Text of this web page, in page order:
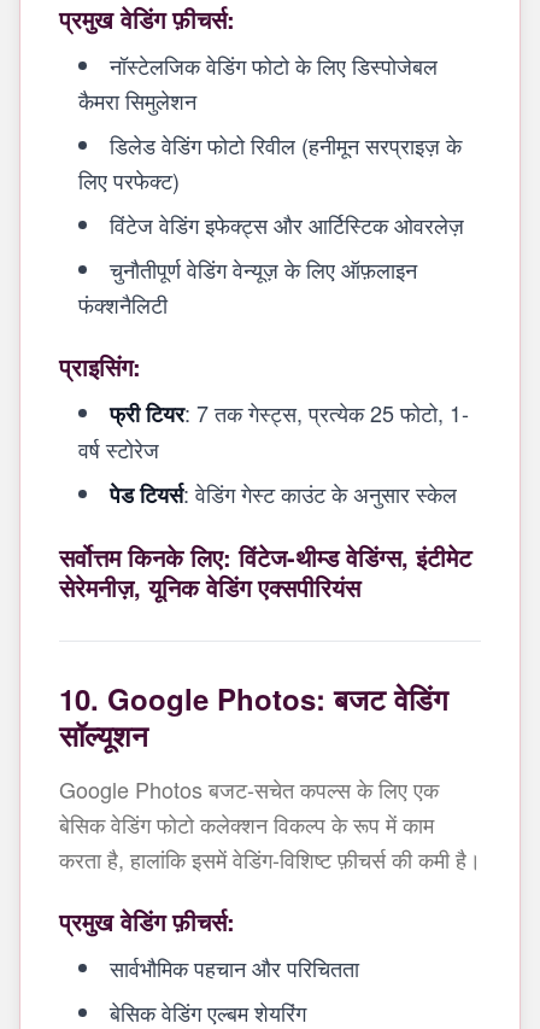
प्रमुख वेडिंग फ़ीचर्स:
नॉस्टेलजिक वेडिंग फोटो के लिए डिस्पोजेबल
कैमरा सिमुलेशन
डिलेड वेडिंग फोटो रिवील (हनीमून सरप्राइज़ के
लिए परफेक्ट)
विंटेज वेडिंग इफेक्ट्स और आर्टिस्टिक ओवरलेज़
चुनौतीपूर्ण वेडिंग वेन्यूज़ के लिए ऑफ़लाइन
फंक्शनैलिटी
प्राइसिंग:
फ्री टियर: 7 तक गेस्ट्स, प्रत्येक 25 फोटो, 1-
वर्ष स्टोरेज
पेड टियर्स: वेडिंग गेस्ट काउंट के अनुसार स्केल
सर्वोत्तम किनके लिए: विंटेज-थीम्ड वेडिंग्स, इंटीमेट
सेरेमनीज़, यूनिक वेडिंग एक्सपीरियंस
10. Google Photos: बजट वेडिंग
सॉल्यूशन
Google Photos बजट-सचेत कपल्स के लिए एक
बेसिक वेडिंग फोटो कलेक्शन विकल्प के रूप में काम
करता है, हालांकि इसमें वेडिंग-विशिष्ट फ़ीचर्स की कमी है।
प्रमुख वेडिंग फ़ीचर्स:
सार्वभौमिक पहचान और परिचितता
बेसिक वेडिंग एल्बम शेयरिंग